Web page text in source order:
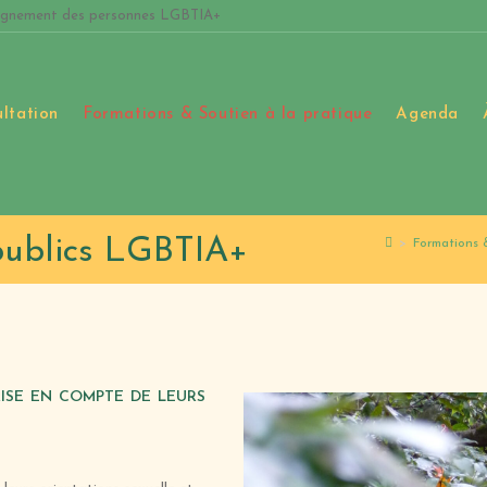
des personnes LGBTIA+
Formations & Soutien à la pratique Agenda
LGBTIA+ > Formations
en compte de leurs